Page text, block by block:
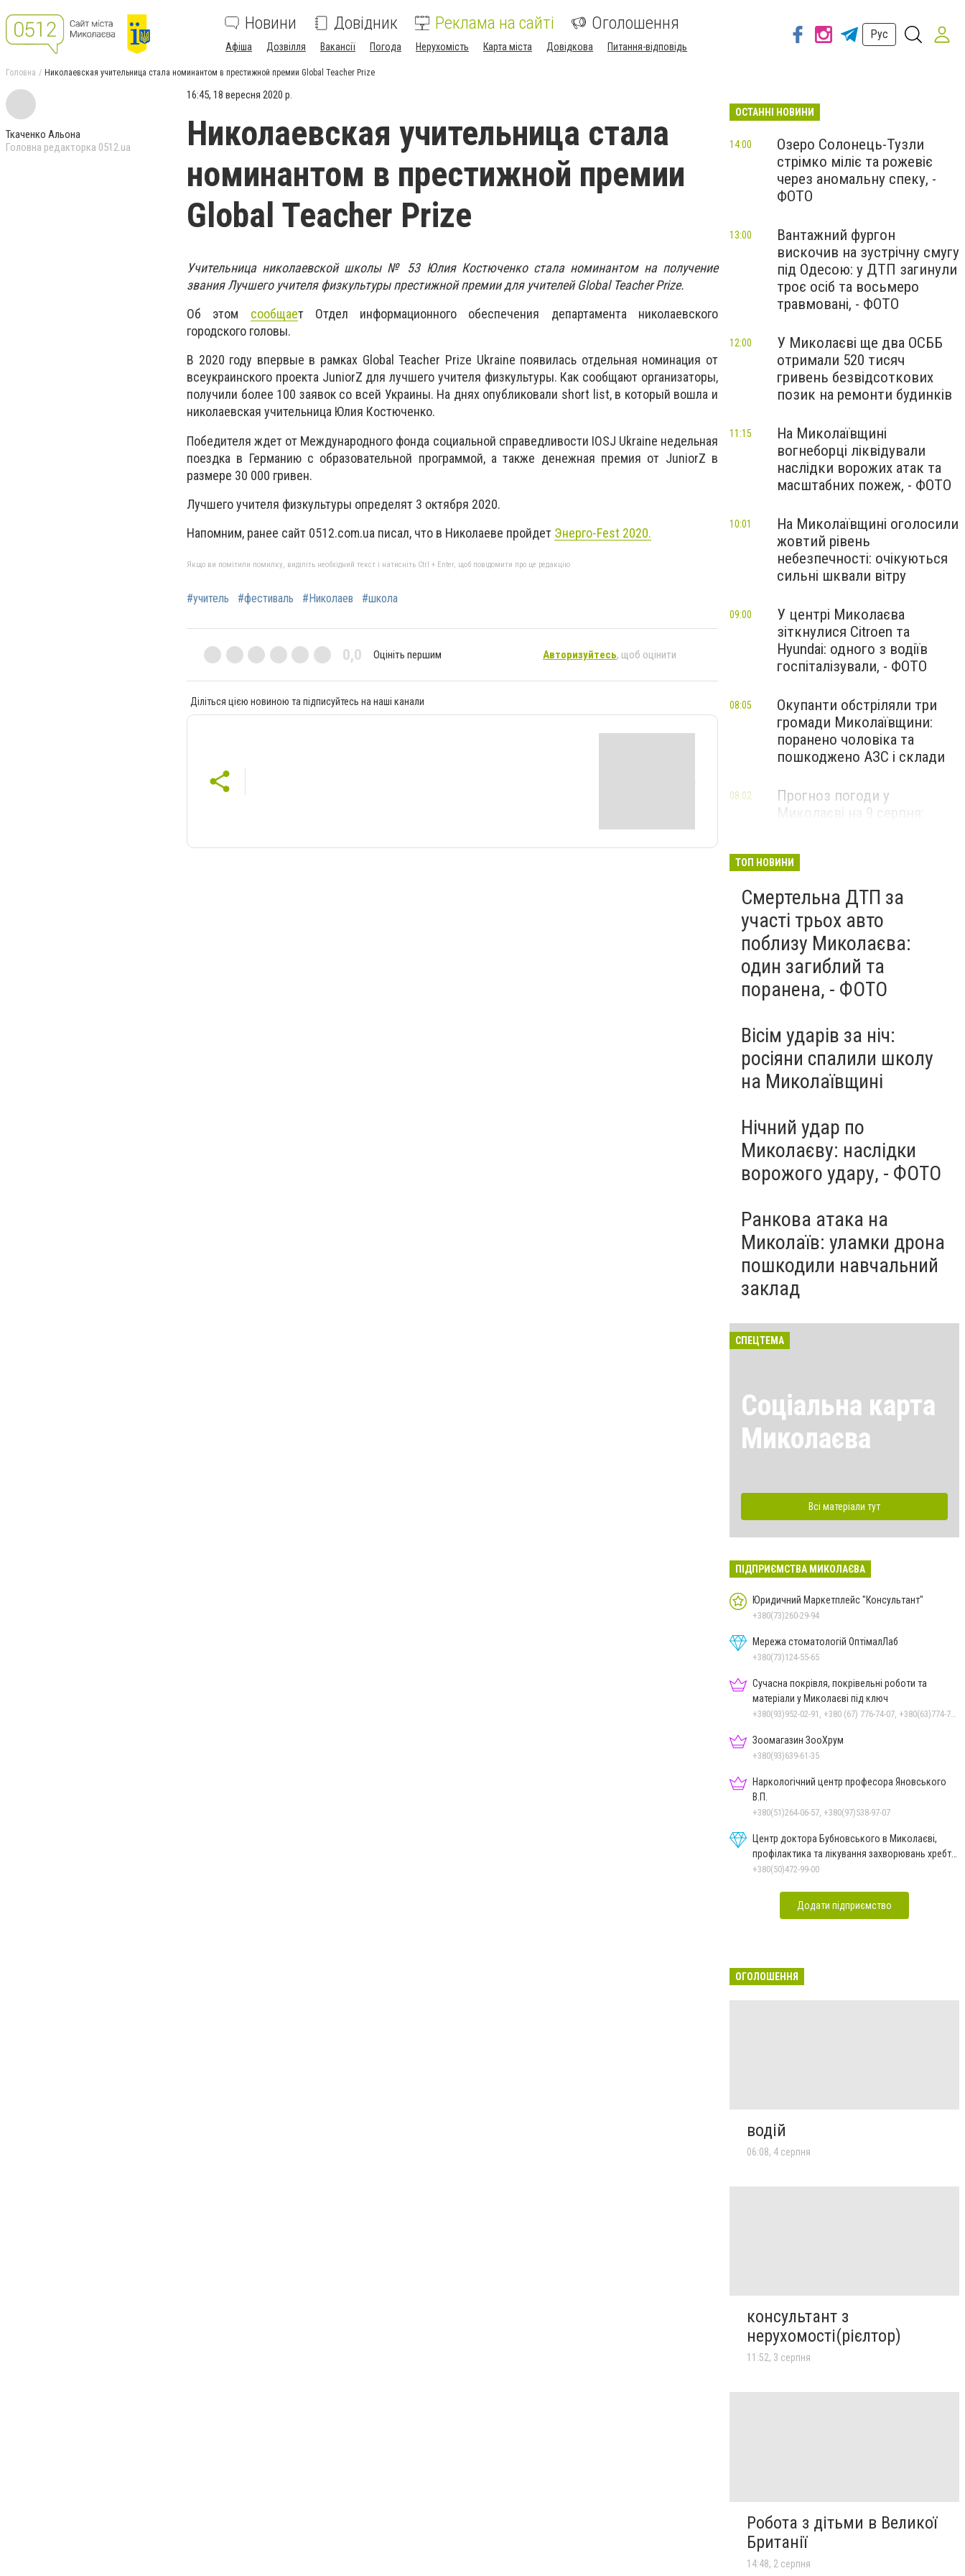
Новини Довідник Реклама на сайті Оголошення
Афіша Дозвілля Вакансії Погода Нерухомість Карта міста Довідкова Питання-відповідь
Рус
Головна Николаевская учительница стала номинантом в престижной премии Global Teacher Prize
Ткаченко Альона
Головна редакторка 0512.ua
16:45, 18 вересня 2020 р.
Николаевская учительница стала
номинантом в престижной премии
Global Teacher Prize
Учительница николаевской школы № 53 Юлия Костюченко стала номинантом на получение
звания Лучшего учителя физкультуры престижной премии для учителей Global Teacher Prize.
Об этом сообщает Отдел информационного обеспечения департамента николаевского
городского головы.
В 2020 году впервые в рамках Global Teacher Prize Ukraine появилась отдельная номинация от
всеукраинского проекта JuniorZ для лучшего учителя физкультуры. Как сообщают организаторы,
получили более 100 заявок со всей Украины. На днях опубликовали short list, в который вошла и
николаевская учительница Юлия Костюченко.
Победителя ждет от Международного фонда социальной справедливости IOSJ Ukraine недельная
поездка в Германию с образовательной программой, а также денежная премия от JuniorZ в
размере 30 000 гривен.
Лучшего учителя физкультуры определят 3 октября 2020.
Напомним, ранее сайт 0512.com.ua писал, что в Николаеве пройдет Энерго-Fest 2020.
Якщо ви помітили помилку, виділіть необхідний текст і натисніть Ctrl + Enter, щоб повідомити про це редакцію
#учитель #фестиваль #Николаев #школа
0,0 Оцініть першим Авторизуйтесь, щоб оцінити
Діліться цією новиною та підписуйтесь на наші канали
ОСТАННІ НОВИНИ
Озеро Солонець-Тузли
стрімко міліє та рожевіє
через аномальну спеку, -
ФОТО
14:00
Вантажний фургон
вискочив на зустрічну смугу
під Одесою: у ДТП загинули
троє осіб та восьмеро
травмовані, - ФОТО
13:00
У Миколаєві ще два ОСББ
отримали 520 тисяч
гривень безвідсоткових
позик на ремонти будинків
12:00
На Миколаївщині
вогнеборці ліквідували
наслідки ворожих атак та
масштабних пожеж, - ФОТО
11:15
На Миколаївщині оголосили
жовтий рівень
небезпечності: очікуються
сильні шквали вітру
10:01
У центрі Миколаєва
зіткнулися Citroen та
Hyundai: одного з водіїв
госпіталізували, - ФОТО
09:00
Окупанти обстріляли три
громади Миколаївщини:
поранено чоловіка та
пошкоджено АЗС і склади
08:05
Прогноз погоди у
Миколаєві на 9 серпня:
08:02
ТОП НОВИНИ
Смертельна ДТП за
участі трьох авто
поблизу Миколаєва:
один загиблий та
поранена, - ФОТО
Вісім ударів за ніч:
росіяни спалили школу
на Миколаївщині
Нічний удар по
Миколаєву: наслідки
ворожого удару, - ФОТО
Ранкова атака на
Миколаїв: уламки дрона
пошкодили навчальний
заклад
СПЕЦТЕМА
Соціальна карта
Миколаєва
Всі матеріали тут
ПІДПРИЄМСТВА МИКОЛАЄВА
Юридичний Маркетплейс "Консультант"
+380(73)260-29-94
Мережа стоматологій ОптімалЛаб
+380(73)124-55-65
Сучасна покрівля, покрівельні роботи та
матеріали у Миколаєві під ключ
Зоомагазин ЗооХрум
+380(93)639-61-35
Наркологічний центр професора Яновського
В.П.
+380(51)264-06-57, +380(97)538-97-07
Центр доктора Бубновського в Миколаєві,
профілактика та лікування захворювань хребта
і суглобів
+380(50)472-99-00
Додати підприємство
ОГОЛОШЕННЯ
водій
06:08, 4 серпня
консультант з
нерухомості(рієлтор)
11:52, 3 серпня
Робота з дітьми в Великої
Британії
14:48, 2 серпня